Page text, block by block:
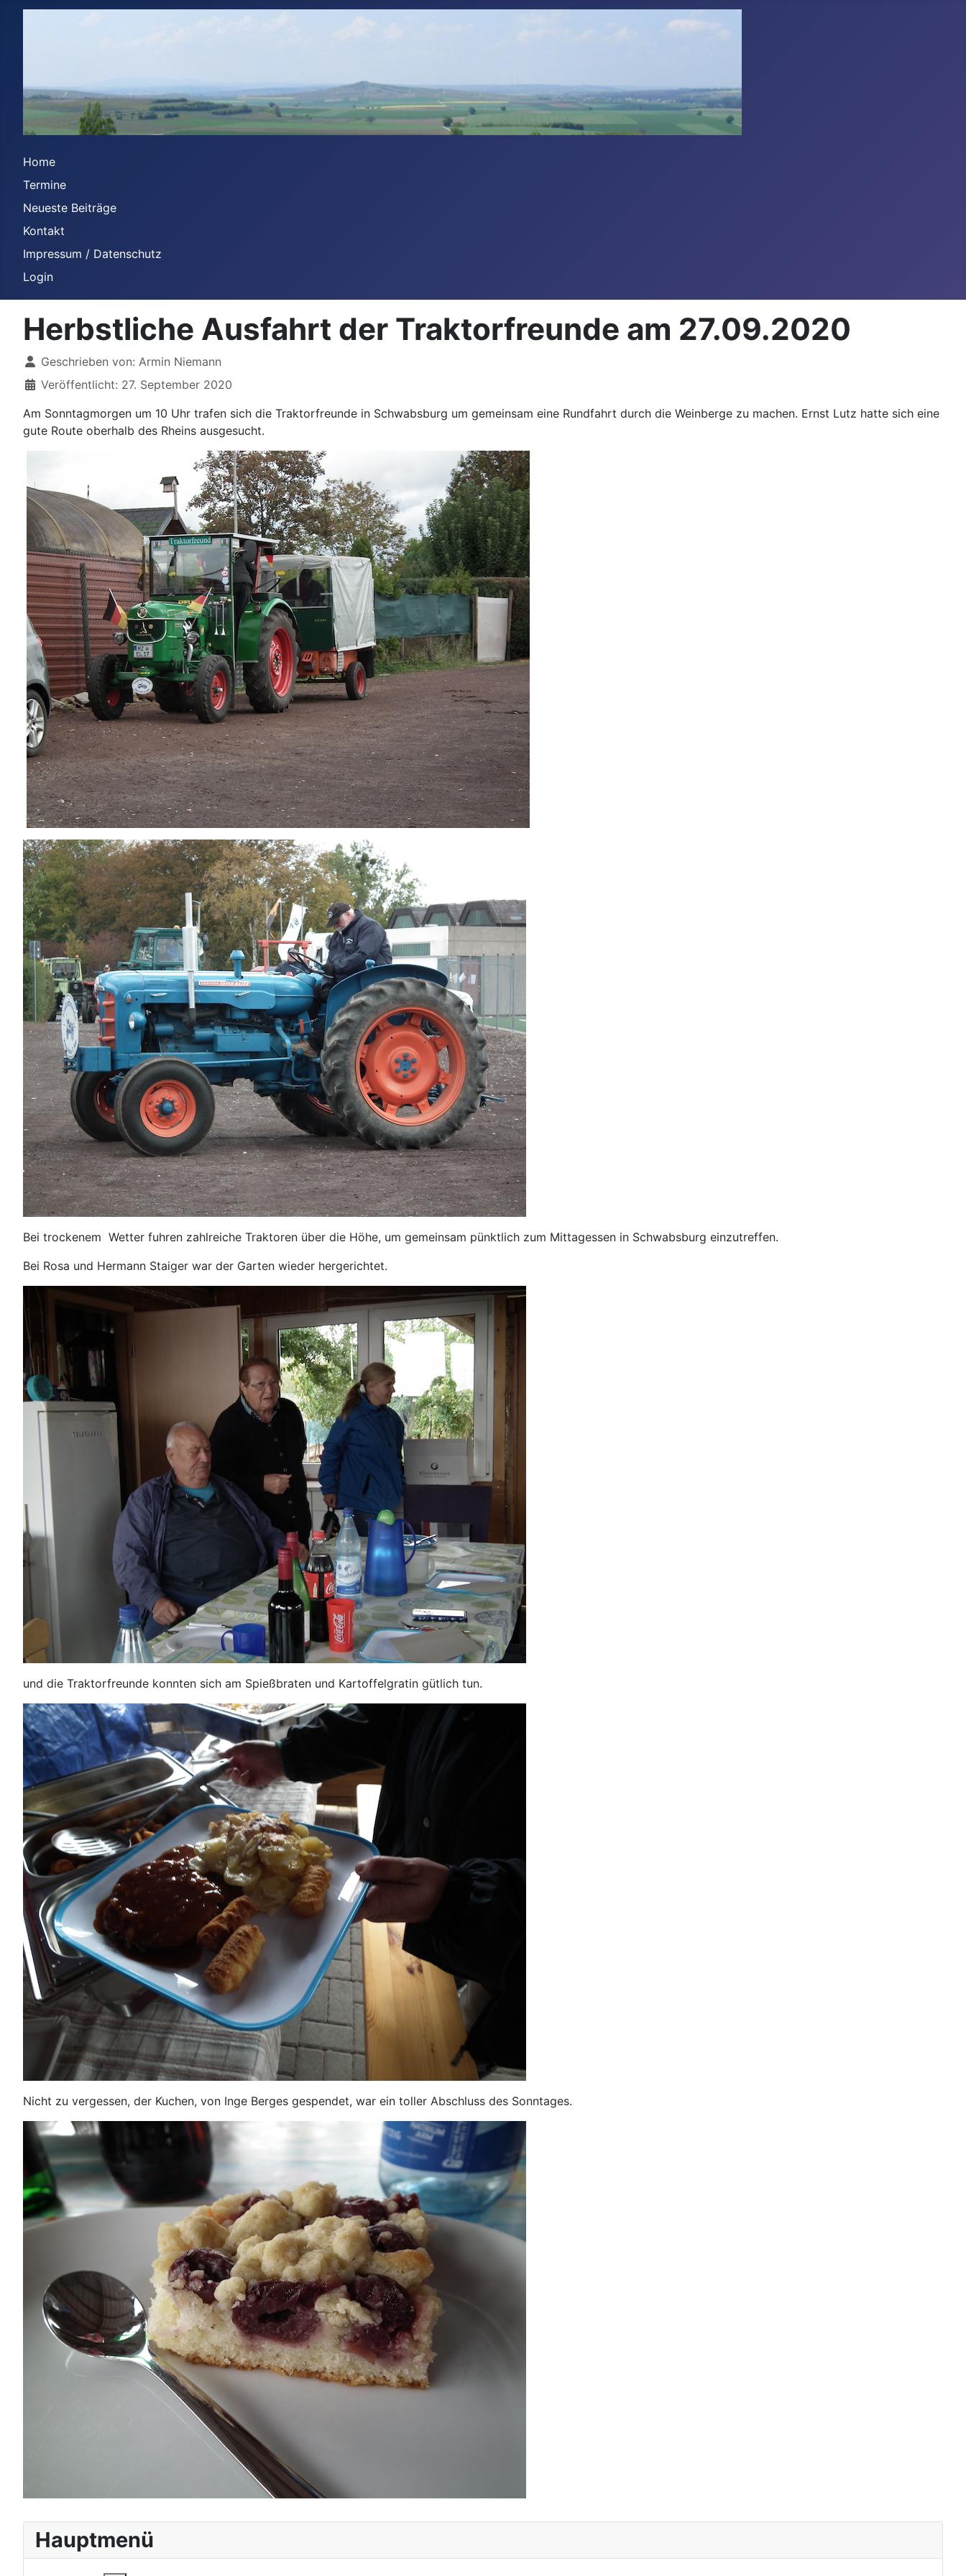
Home
Termine
Neueste Beiträge
Kontakt
Impressum / Datenschutz
Login
Herbstliche Ausfahrt der Traktorfreunde am 27.09.2020
DetailsGeschrieben von: Armin Niemann
Veröffentlicht: 27. September 2020
Am Sonntagmorgen um 10 Uhr trafen sich die Traktorfreunde in Schwabsburg um gemeinsam eine Rundfahrt durch die Weinberge zu machen. Ernst Lutz hatte sich eine
gute Route oberhalb des Rheins ausgesucht.
Bei trockenem Wetter fuhren zahlreiche Traktoren über die Höhe, um gemeinsam pünktlich zum Mittagessen in Schwabsburg einzutreffen.
Bei Rosa und Hermann Staiger war der Garten wieder hergerichtet.
und die Traktorfreunde konnten sich am Spießbraten und Kartoffelgratin gütlich tun.
Nicht zu vergessen, der Kuchen, von Inge Berges gespendet, war ein toller Abschluss des Sonntages.
Hauptmenü